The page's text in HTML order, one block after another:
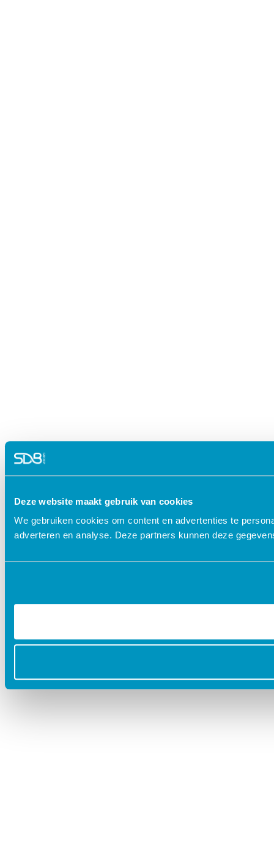
Deze website maakt gebruik van cookies
We gebruiken cookies om content en advertenties te
adverteren en analyse. Deze partners kunnen deze